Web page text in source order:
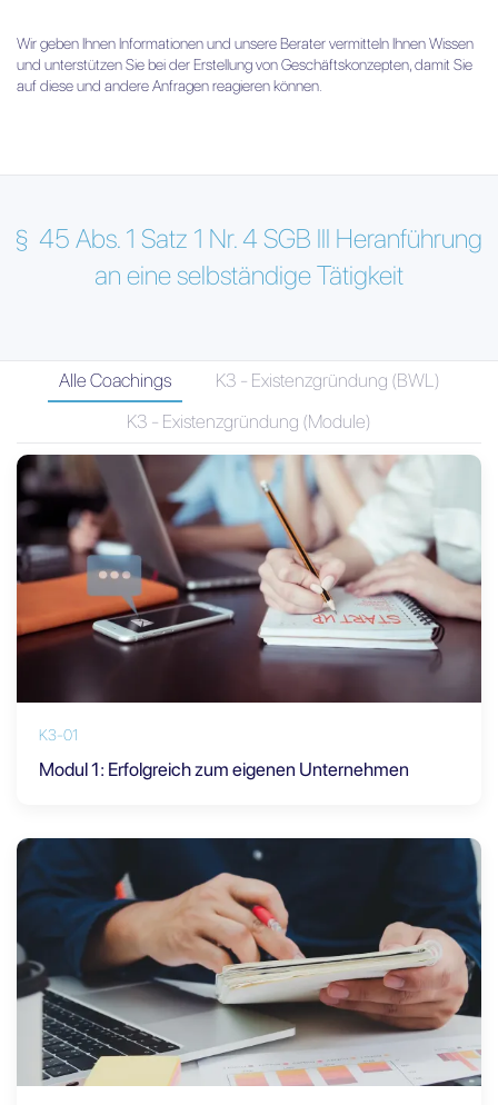
Wir geben Ihnen Informationen und unsere Berater vermitteln Ihnen Wissen
und unterstützen Sie bei der Erstellung von Geschäftskonzepten, damit Sie
auf diese und andere Anfragen reagieren können.
§ 45 Abs. 1 Satz 1 Nr. 4 SGB III Heranführung
an eine selbständige Tätigkeit
Alle Coachings
K3 - Existenzgründung (BWL)
K3 - Existenzgründung (Module)
K3-01
Modul 1: Erfolgreich zum eigenen Unternehmen